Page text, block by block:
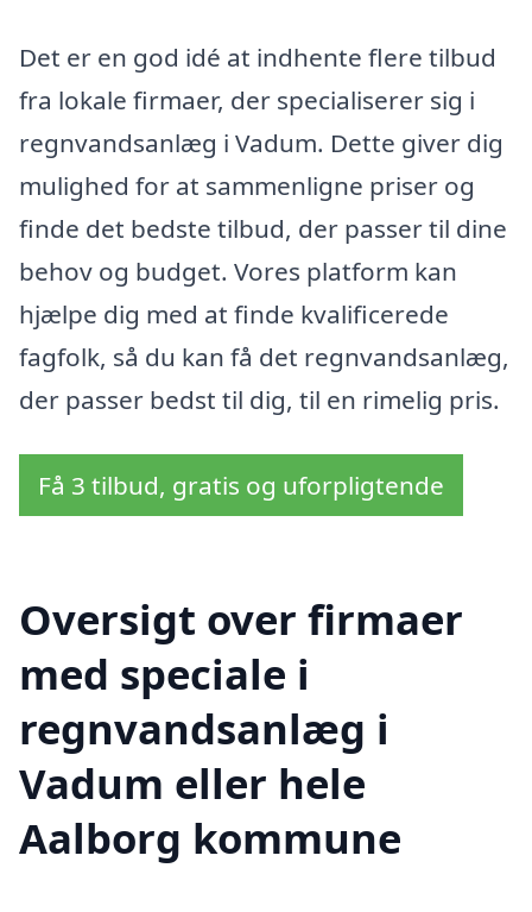
Det er en god idé at indhente flere tilbud
fra lokale firmaer, der specialiserer sig i
regnvandsanlæg i Vadum. Dette giver dig
mulighed for at sammenligne priser og
finde det bedste tilbud, der passer til dine
behov og budget. Vores platform kan
hjælpe dig med at finde kvalificerede
fagfolk, så du kan få det regnvandsanlæg,
der passer bedst til dig, til en rimelig pris.
Få 3 tilbud, gratis og uforpligtende
Oversigt over firmaer
med speciale i
regnvandsanlæg i
Vadum eller hele
Aalborg kommune